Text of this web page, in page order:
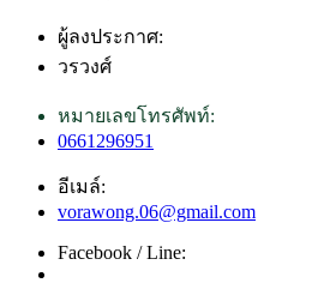
ผู้ลงประกาศ:
วรวงศ์
หมายเลขโทรศัพท์:
0661296951
อีเมล์:
vorawong.06@gmail.com
Facebook / Line: